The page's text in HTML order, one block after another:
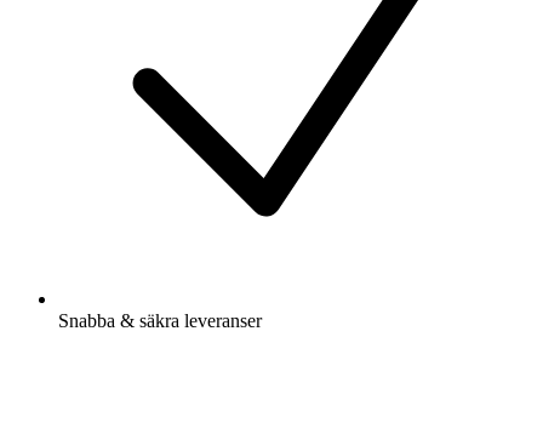
Snabba & säkra leveranser